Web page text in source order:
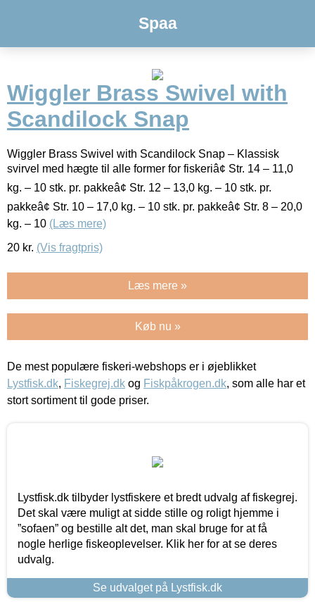
Spaa
Wiggler Brass Swivel with
Scandilock Snap
Wiggler Brass Swivel with Scandilock Snap – Klassisk
svirvel med hægte til alle former for fiskeriâ¢ Str. 14 – 11,0
kg. – 10 stk. pr. pakkeâ¢ Str. 12 – 13,0 kg. – 10 stk. pr.
pakkeâ¢ Str. 10 – 17,0 kg. – 10 stk. pr. pakkeâ¢ Str. 8 – 20,0
kg. – 10 (Læs mere)
20 kr. (Vis fragtpris)
Læs mere »
Køb nu »
De mest populære fiskeri-webshops er i øjeblikket
Lystfisk.dk, Fiskegrej.dk og Fiskpåkrogen.dk, som alle har et
stort sortiment til gode priser.
Lystfisk.dk tilbyder lystfiskere et bredt udvalg af fiskegrej.
Det skal være muligt at sidde stille og roligt hjemme i
”sofaen” og bestille alt det, man skal bruge for at få
nogle herlige fiskeoplevelser. Klik her for at se deres
udvalg.
Se udvalget på Lystfisk.dk